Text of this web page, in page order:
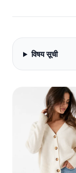
विषय सूची